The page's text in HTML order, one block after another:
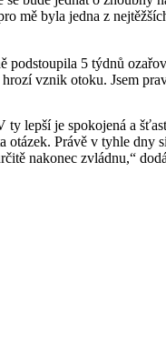
mě byla jedna z
5 týdnů
vznik otoku. Jsem
lepší je spokojená a
otázek. Právě v tyhle dny
nakonec zvládnu,“